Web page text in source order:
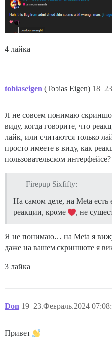
4 лайка
tobiaseigen (Tobias Eigen) 18
Я не совсем понимаю
виду, когда говорите, что
лайк, или считаются только
просто имеете в виду, как
пользовательском интерфейсе?
Firepup Sixfifty:
На самом деле, на Meta есть
реакции, кроме
, не
Я не понимаю… на Meta я
даже на вашем скриншоте я
3 лайка
Don 23.Февраль.2024
19
Привет